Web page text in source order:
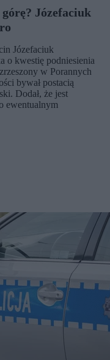
Józefaciuk
Józefaciuk
o kwestię podniesienia
w Porannych
bywał postacią
Dodał, że jest
ewentualnym